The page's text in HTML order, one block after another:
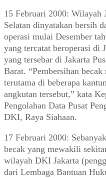
15 Februari 2000: Wilayah
Selatan dinyatakan bersih
operasi mulai Desember
yang tercatat beroperasi di
yang tersebar di Jakarta
Barat. “Pembersihan
terutama di beberapa
angkutan tersebut,” kata
Pengolahan Data Pusat
DKI, Raya Siahaan.
17 Februari 2000:
becak yang mewakili
wilayah DKI Jakarta
dari Lembaga Bantuan